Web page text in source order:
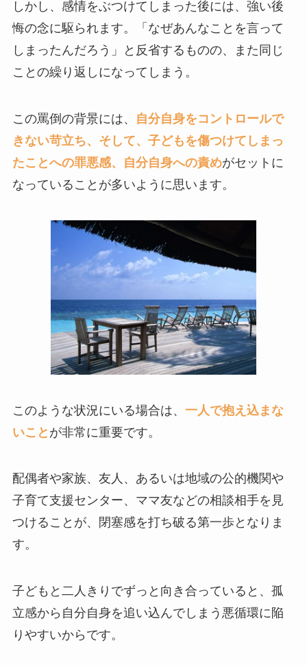
しかし、感情をぶつけてしまった後には、強い後
悔の念に駆られます。「なぜあんなことを言って
しまったんだろう」と反省するものの、また同じ
ことの繰り返しになってしまう。
この罵倒の背景には、
自分自身をコントロールで
きない苛立ち、そして、子どもを傷つけてしまっ
たことへの罪悪感、自分自身への責めがセットに
なっていることが多いように思います。
このような状況にいる場合は、 一人で抱え込まな
いこと が非常に重要です。
配偶者や家族、友人、あるいは地域の公的機関や
子育て支援センター、ママ友などの相談相手を見
つけることが、閉塞感を打ち破る第一歩となりま
す。
子どもと二人きりでずっと向き合っていると、孤
立感から自分自身を追い込んでしまう悪循環に陥
りやすいからです。